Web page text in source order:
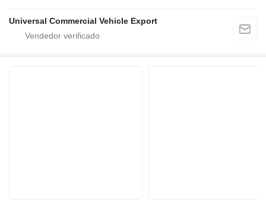
Universal Commercial Vehicle Export